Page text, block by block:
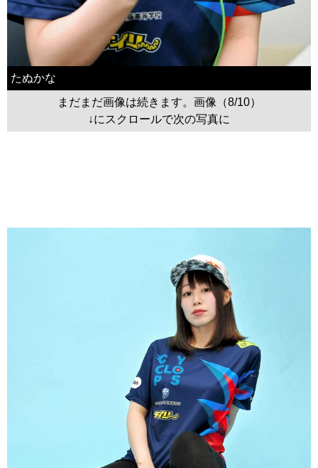
たぬかな
まだまだ画像は続きます。画像（8/10）
↓にスクロールで次の写真に